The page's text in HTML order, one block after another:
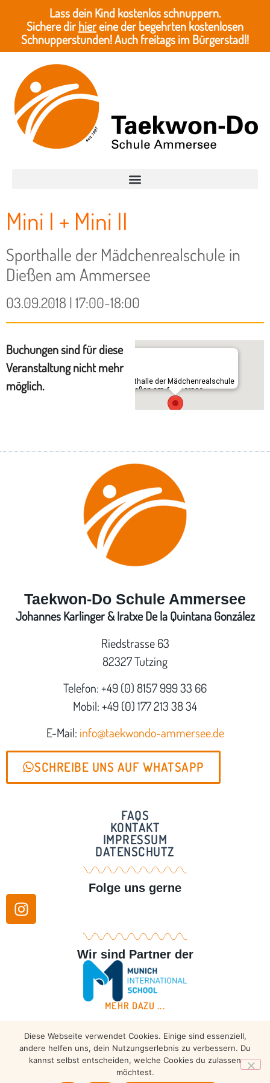
Lass dein Kind kostenlos schnuppern.
Sichere dirhiereine der begehrten kostenlosen
Schnupperstunden! Auch freitags im Bürgerstadl!
Mini I + Mini II
Sporthalle der Mädchenrealschule in
Dießen am Ammersee
03.09.2018 | 17:00-18:00
Buchungen sind für diese
Veranstaltung nicht mehr
möglich.
Sporthalle der Mädchenrealschule
in Dießen am Ammersee
Klosterhof 2 - Dießen am Ammersee
Taekwon-Do Schule Ammersee
Johannes Karlinger & Iratxe De la Quintana González
Riedstrasse 63
82327 Tutzing
Telefon: +49 (0) 8157 999 33 66
Mobil: +49 (0) 177 213 38 34
E-Mail: info@taekwondo-ammersee.de
SCHREIBE UNS AUF WHATSAPP
FAQS
KONTAKT
IMPRESSUM
DATENSCHUTZ
Folge uns gerne
Wir sind Partner der
MEHR DAZU ...
Copyright © 2026 – Taekwondo Ammersee | All rights
reserved.
Diese Webseite verwendet Cookies. Einige sind essenziell,
andere helfen uns, dein Nutzungserlebnis zu verbessern. Du
kannst selbst entscheiden, welche Cookies du zulassen
möchtest.